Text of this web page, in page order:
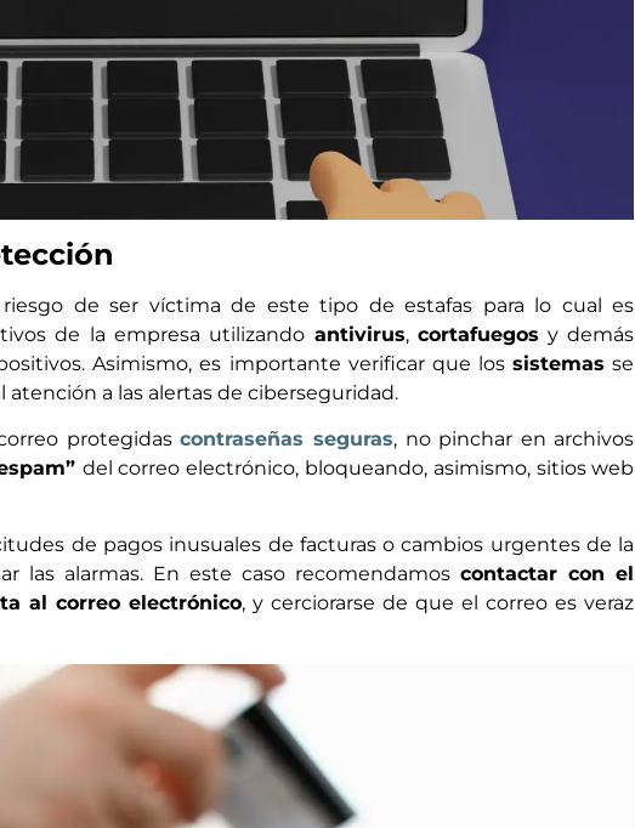
de ser víctima de este tipo de estafas para lo cual es
de la empresa utilizando antivirus, cortafuegos y demás
Asimismo, es importante verificar que lossistemas se
atención a las alertas de ciberseguridad.
protegidascontraseñas seguras, no pinchar en archivos
del correo electrónico, bloqueando, asimismo, sitios web
de pagos inusuales de facturas o cambios urgentes de la
las alarmas. En este caso recomendamoscontactar con el
al correo electrónico, y cerciorarse de que el correo es veraz